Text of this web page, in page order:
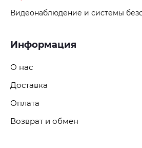
Видеонаблюдение и системы
Информация
О нас
Доставка
Оплата
Возврат и обмен